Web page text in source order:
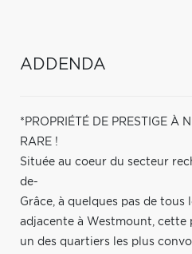
ADDENDA
*PROPRIÉTÉ DE PRESTIGE À
RARE !
Située au coeur du secteur
de-
Grâce, à quelques pas de tous
adjacente à Westmount, cette
un des quartiers les plus